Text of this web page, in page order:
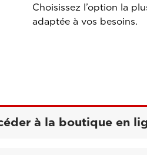
Choisissez l’option la
adaptée à vos besoins.
à la boutique en